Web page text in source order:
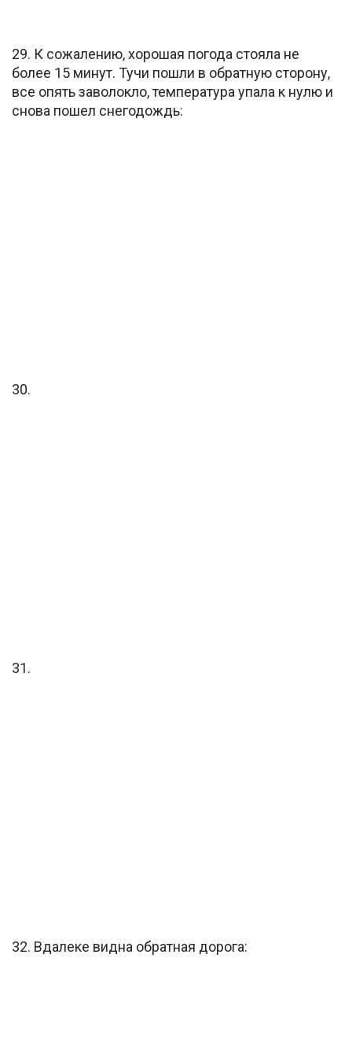
29. К сожалению, хорошая погода стояла не
более 15 минут. Тучи пошли в обратную сторону,
все опять заволокло, температура упала к нулю и
снова пошел снегодождь:
30.
31.
32. Вдалеке видна обратная дорога: